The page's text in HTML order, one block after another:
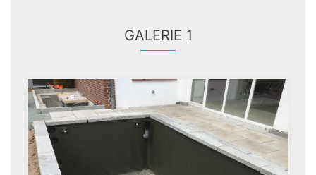
GALERIE 1